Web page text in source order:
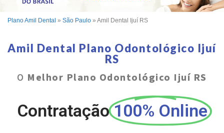
Plano Amil Dental » São Paulo » Amil Dental Ijuí RS
Amil Dental Plano Odontológico Ijuí
RS
O Melhor Plano Odontológico Ijuí RS
Contratação 100% Online